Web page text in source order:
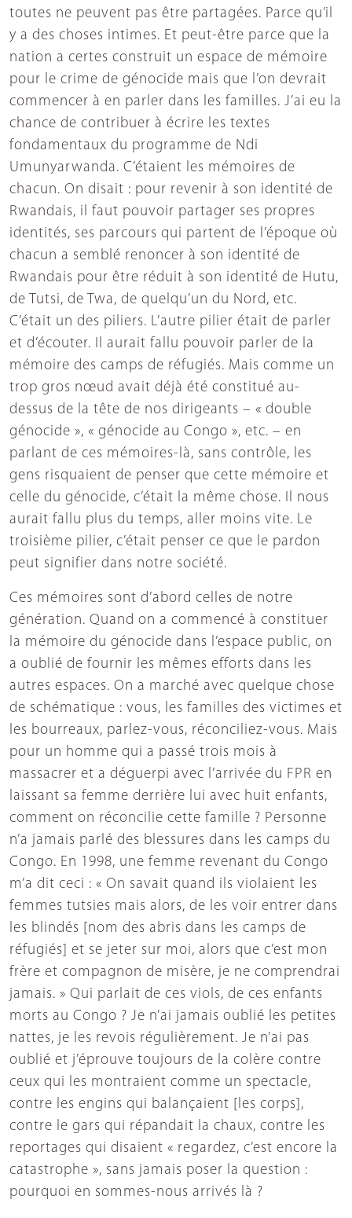
toutes ne peuvent pas être partagées. Parce qu’il
y a des choses intimes. Et peut-être parce que la
nation a certes construit un espace de mémoire
pour le crime de génocide mais que l’on devrait
commencer à en parler dans les familles. J’ai eu la
chance de contribuer à écrire les textes
fondamentaux du programme de Ndi
Umunyarwanda. C’étaient les mémoires de
chacun. On disait : pour revenir à son identité de
Rwandais, il faut pouvoir partager ses propres
identités, ses parcours qui partent de l’époque où
chacun a semblé renoncer à son identité de
Rwandais pour être réduit à son identité de Hutu,
de Tutsi, de Twa, de quelqu’un du Nord, etc.
C’était un des piliers. L’autre pilier était de parler
et d’écouter. Il aurait fallu pouvoir parler de la
mémoire des camps de réfugiés. Mais comme un
trop gros nœud avait déjà été constitué au-
dessus de la tête de nos dirigeants – « double
génocide », « génocide au Congo », etc. – en
parlant de ces mémoires-là, sans contrôle, les
gens risquaient de penser que cette mémoire et
celle du génocide, c’était la même chose. Il nous
aurait fallu plus du temps, aller moins vite. Le
troisième pilier, c’était penser ce que le pardon
peut signifier dans notre société.
Ces mémoires sont d’abord celles de notre
génération. Quand on a commencé à constituer
la mémoire du génocide dans l’espace public, on
a oublié de fournir les mêmes efforts dans les
autres espaces. On a marché avec quelque chose
de schématique : vous, les familles des victimes et
les bourreaux, parlez-vous, réconciliez-vous. Mais
pour un homme qui a passé trois mois à
massacrer et a déguerpi avec l’arrivée du FPR en
laissant sa femme derrière lui avec huit enfants,
comment on réconcilie cette famille ? Personne
n’a jamais parlé des blessures dans les camps du
Congo. En 1998, une femme revenant du Congo
m’a dit ceci : « On savait quand ils violaient les
femmes tutsies mais alors, de les voir entrer dans
les blindés [nom des abris dans les camps de
réfugiés] et se jeter sur moi, alors que c’est mon
frère et compagnon de misère, je ne comprendrai
jamais. » Qui parlait de ces viols, de ces enfants
morts au Congo ? Je n’ai jamais oublié les petites
nattes, je les revois régulièrement. Je n’ai pas
oublié et j’éprouve toujours de la colère contre
ceux qui les montraient comme un spectacle,
contre les engins qui balançaient [les corps],
contre le gars qui répandait la chaux, contre les
reportages qui disaient « regardez, c’est encore la
catastrophe », sans jamais poser la question :
pourquoi en sommes-nous arrivés là ?